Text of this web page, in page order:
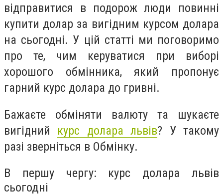
відправитися в подорож люди повинні
купити долар за вигідним курсом долара
на сьогодні. У цій статті ми поговоримо
про те, чим керуватися при виборі
хорошого обмінника, який пропонує
гарний курс долара до гривні.
Бажаєте обміняти валюту та шукаєте
вигідний курс долара львів? У такому
разі зверніться в Обмінку.
В першу чергу: курс долара львів
сьогодні